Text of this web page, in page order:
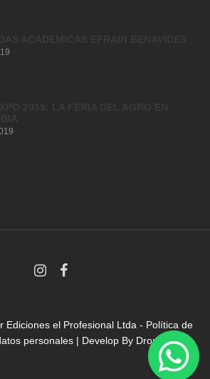
Ediciones el Profesional Ltda - Política de
personales | Develop By Droni.co